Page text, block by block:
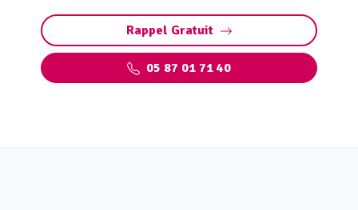
Rappel Gratuit
05 87 01 71 40